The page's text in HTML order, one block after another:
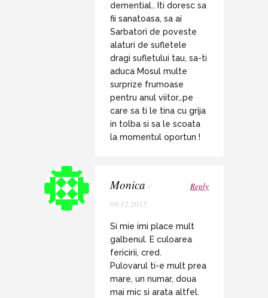
demential.. Iti doresc sa
fii sanatoasa, sa ai
Sarbatori de poveste
alaturi de sufletele
dragi sufletului tau, sa-ti
aduca Mosul multe
surprize frumoase
pentru anul viitor…pe
care sa ti le tina cu grija
in tolba si sa le scoata
la momentul oportun !
Monica /
09.12.2015
Reply
Si mie imi place mult
galbenul. E culoarea
fericirii, cred.
Pulovarul ti-e mult prea
mare, un numar, doua
mai mic si arata altfel.